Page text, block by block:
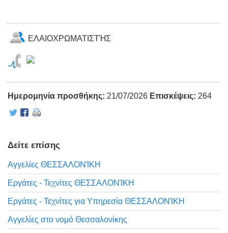
ΕΛΑΙΟΧΡΩΜΑΤΙΣΤΉΣ
Ημερομηνία προσθήκης: 21/07/2026 Επισκέψεις: 264
Δείτε επίσης
Αγγελίες ΘΕΣΣΑΛΟΝΊΚΗ
Εργάτες - Τεχνίτες ΘΕΣΣΑΛΟΝΊΚΗ
Εργάτες - Τεχνίτες για Υπηρεσία ΘΕΣΣΑΛΟΝΊΚΗ
Αγγελίες στο νομό Θεσσαλονίκης